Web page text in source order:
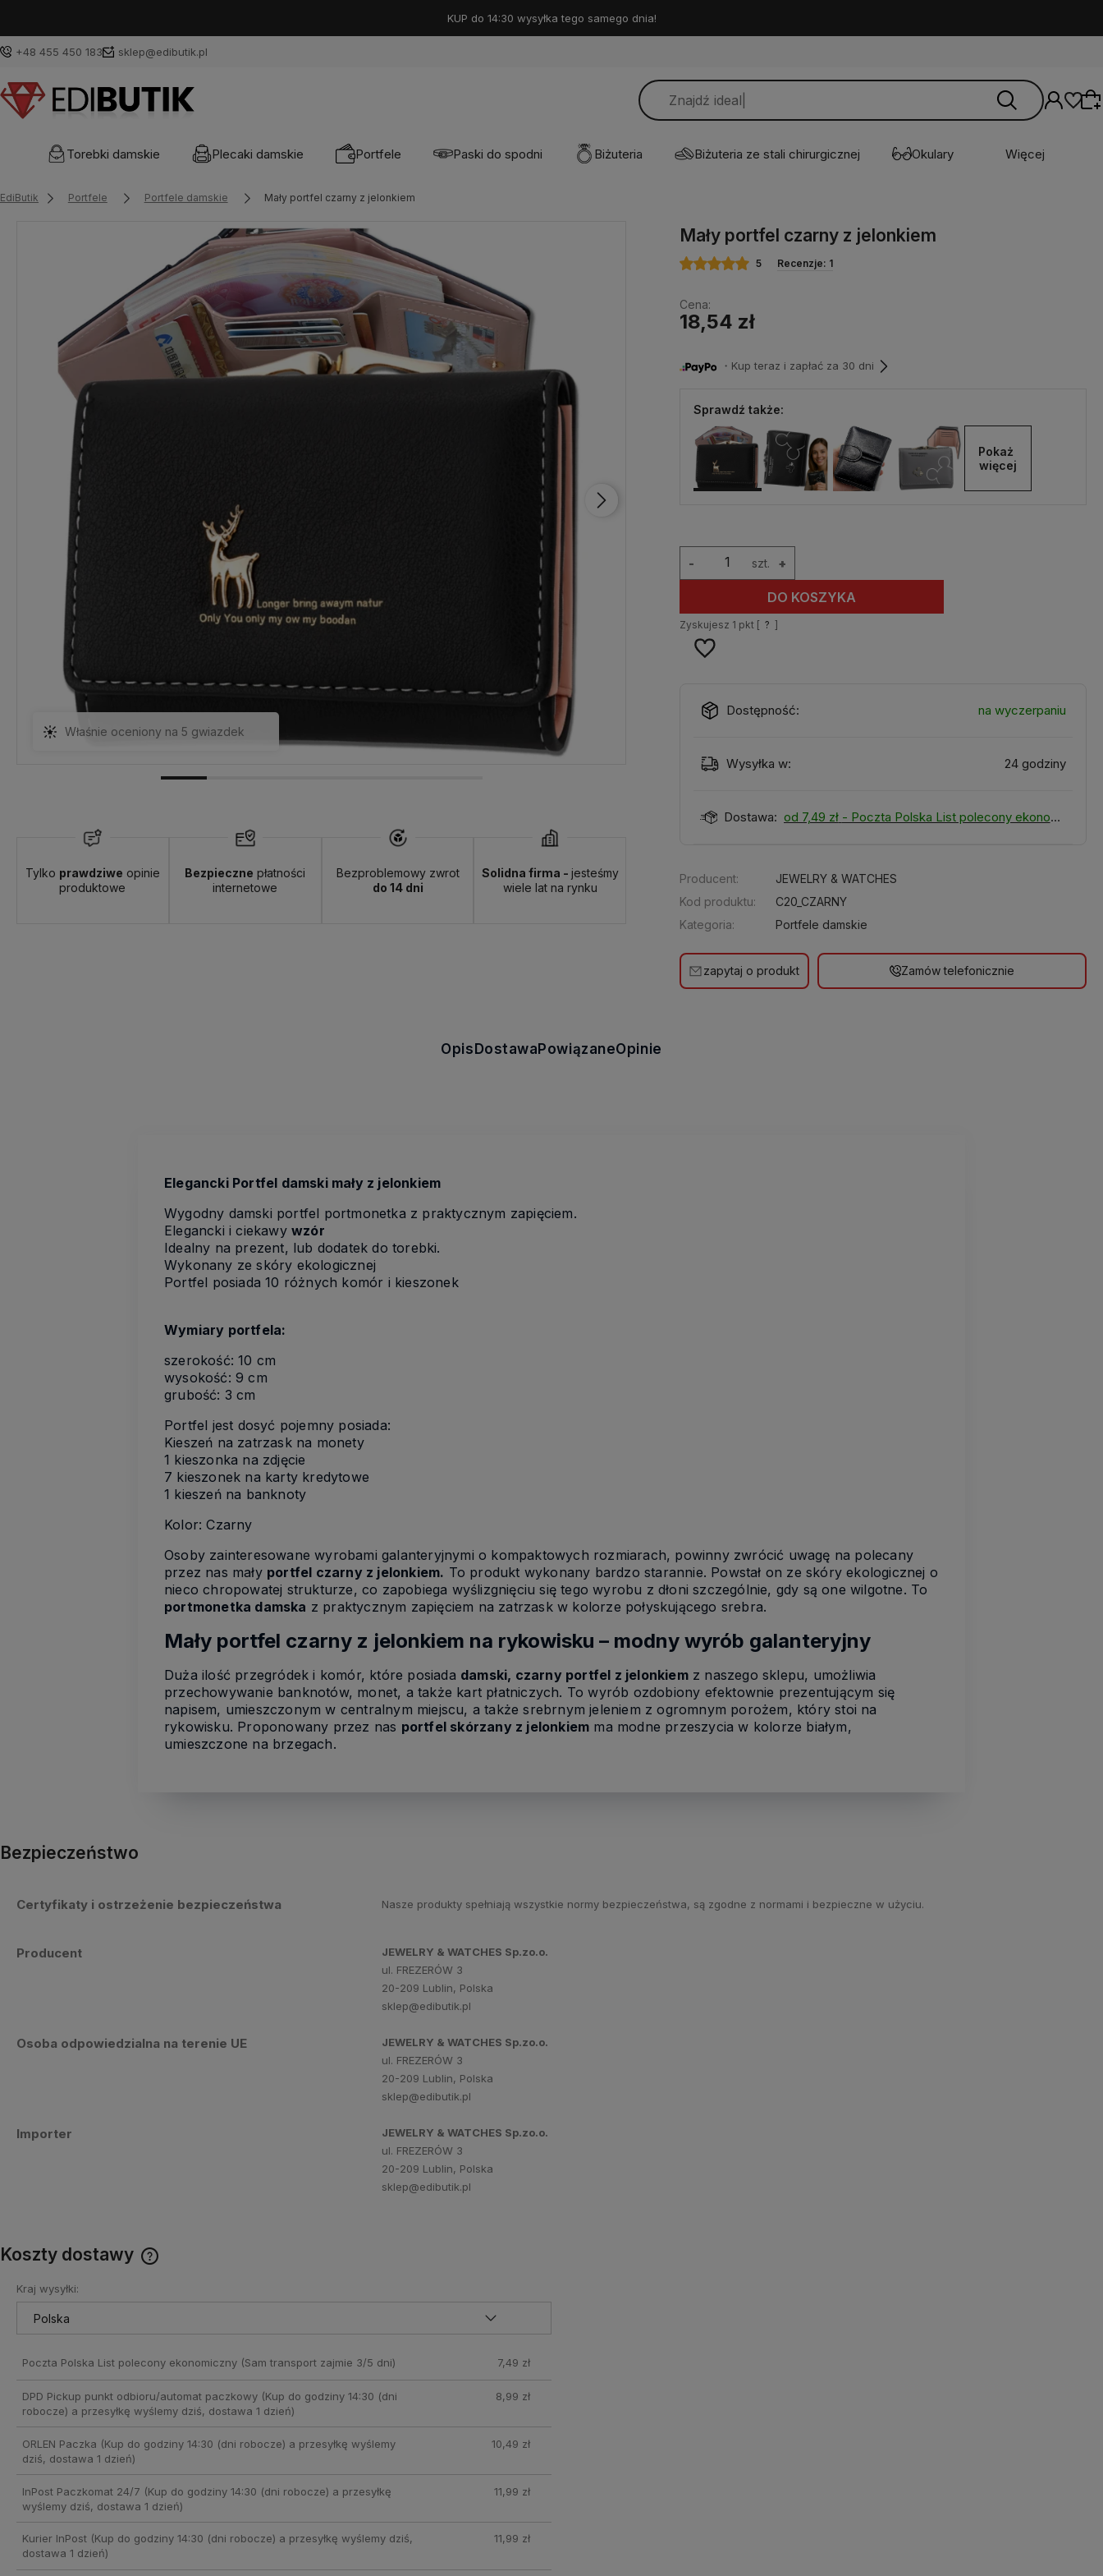
KUP do 14:30 wysyłka tego samego dnia!
+48 455 450 183 sklep@edibutik.pl
Wybierz coś dla siebie z naszej aktualnej
oferty lub zaloguj się, aby przywrócić dodane
produkty do listy z poprzedniej sesji.
Torebki damskie Plecaki damskie Portfele Paski do spodni Biżuteria Biżuteria ze stali chirurgicznej Okulary Więcej
EdiButik Portfele Portfele damskie Mały portfel czarny z jelonkiem
Właśnie oceniony na 5 gwiazdek
Tylko prawdziwe opinie
produktowe
Bezpieczne płatności
internetowe
Bezproblemowy zwrot
do 14 dni
Solidna firma - jesteśmy
wiele lat na rynku
Mały portfel czarny z jelonkiem
5 Recenzje: 1
Cena:
18,54 zł
・Kup teraz i zapłać za 30 dni
Sprawdź także:
Pokaż
więcej
szt. +
-
DO KOSZYKA
Zyskujesz 1 pkt [ ? ]
Dostępność: na wyczerpaniu
Wysyłka w: 24 godziny
Dostawa: od 7,49 zł - Poczta Polska List polecony ekonomiczny
Producent:
JEWELRY & WATCHES
Kod produktu:
C20_CZARNY
Kategoria:
Portfele damskie
zapytaj o produkt Zamów telefonicznie
Opis Dostawa PowiązaneOpinie
Elegancki Portfel damski mały z jelonkiem
Wygodny damski portfel portmonetka z praktycznym zapięciem.
Elegancki i ciekawy wzór
Idealny na prezent, lub dodatek do torebki.
Wykonany ze skóry ekologicznej
Portfel posiada 10 różnych komór i kieszonek
Wymiary portfela:
szerokość: 10 cm
wysokość: 9 cm
grubość: 3 cm
Portfel jest dosyć pojemny posiada:
Kieszeń na zatrzask na monety
1 kieszonka na zdjęcie
7 kieszonek na karty kredytowe
1 kieszeń na banknoty
Kolor: Czarny
Osoby zainteresowane wyrobami galanteryjnymi o kompaktowych rozmiarach, powinny zwrócić uwagę na polecany
przez nas mały portfel czarny z jelonkiem. To produkt wykonany bardzo starannie. Powstał on ze skóry ekologicznej o
nieco chropowatej strukturze, co zapobiega wyślizgnięciu się tego wyrobu z dłoni szczególnie, gdy są one wilgotne. To
portmonetka damska z praktycznym zapięciem na zatrzask w kolorze połyskującego srebra.
Mały portfel czarny z jelonkiem na rykowisku – modny wyrób galanteryjny
Duża ilość przegródek i komór, które posiada damski, czarny portfel z jelonkiemz naszego sklepu, umożliwia
przechowywanie banknotów, monet, a także kart płatniczych. To wyrób ozdobiony efektownie prezentującym się
napisem, umieszczonym w centralnym miejscu, a także srebrnym jeleniem z ogromnym porożem, który stoi na
rykowisku. Proponowany przez nas portfel skórzany z jelonkiem ma modne przeszycia w kolorze białym,
umieszczone na brzegach.
Bezpieczeństwo
Certyfikaty i ostrzeżenie bezpieczeństwa Nasze produkty spełniają wszystkie normy bezpieczeństwa, są zgodne z normami i bezpieczne w użyciu.
Producent
JEWELRY & WATCHES Sp.zo.o.
ul. FREZERÓW 3
20-209 Lublin, Polska
sklep@edibutik.pl
Osoba odpowiedzialna na terenie UE
JEWELRY & WATCHES Sp.zo.o.
ul. FREZERÓW 3
20-209 Lublin, Polska
sklep@edibutik.pl
Importer
JEWELRY & WATCHES Sp.zo.o.
ul. FREZERÓW 3
20-209 Lublin, Polska
sklep@edibutik.pl
Koszty dostawy
Kraj wysyłki:
Poczta Polska List polecony ekonomiczny (Sam transport zajmie 3/5 dni) 7,49 zł
DPD Pickup punkt odbioru/automat paczkowy(Kup do godziny 14:30 (dni
robocze) a przesyłkę wyślemy dziś, dostawa 1 dzień)
8,99 zł
ORLEN Paczka (Kup do godziny 14:30 (dni robocze) a przesyłkę wyślemy
dziś, dostawa 1 dzień)
10,49 zł
InPost Paczkomat 24/7 (Kup do godziny 14:30 (dni robocze) a przesyłkę
wyślemy dziś, dostawa 1 dzień)
11,99 zł
Kurier InPost(Kup do godziny 14:30 (dni robocze) a przesyłkę wyślemy dziś,
dostawa 1 dzień)
11,99 zł